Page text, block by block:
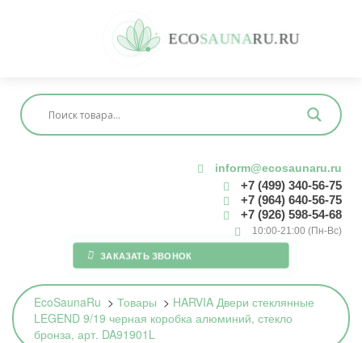
ECOSAUNARU.RU
inform@ecosaunaru.ru
+7 (499) 340-56-75
+7 (964) 640-56-75
+7 (926) 598-54-68
10:00-21:00 (Пн-Вс)
ЗАКАЗАТЬ ЗВОНОК
EcoSaunaRu > Товары > HARVIA Двери стеклянные
LEGEND 9/19 черная коробка алюминий, стекло
бронза, арт. DA91901L